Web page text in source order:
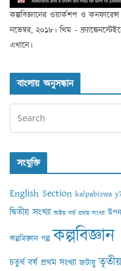
কল্পবিজ্ঞানের ওয়ার্কশপ ও
নভেম্বর, ২০১৮। থিম -
এখানে।
বাংলায় অনুসন্ধান
সংযুক্তি
English Section kalpabiswa
দ্বিতীয় সংখ্যা অষ্টম বর্ষ প্রথম সংখ্যা
কল্পবিজ্ঞান গল্প
চতুর্থ বর্ষ প্রথম সংখ্যা জটায়ু